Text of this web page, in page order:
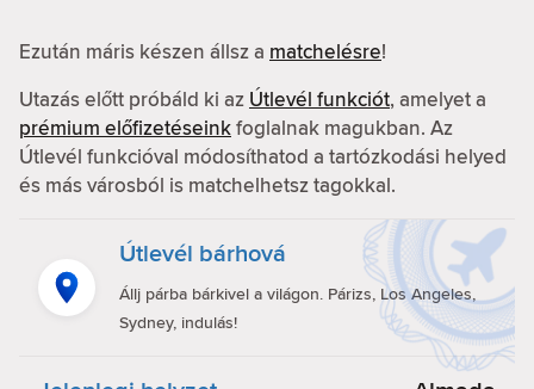
Ezután máris készen állsz a matchelésre!
Utazás előtt próbáld ki az Útlevél funkciót, amelyet a
prémium előfizetéseinkfoglalnak magukban. Az
Útlevél funkcióval módosíthatod a tartózkodási helyed
és más városból is matchelhetsz tagokkal.
Útlevél bárhová
Állj párba bárkivel a világon. Párizs, Los Angeles,
Sydney, indulás!